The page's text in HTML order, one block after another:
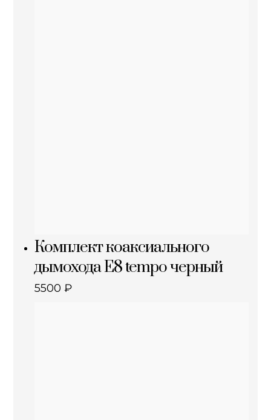
Комплект коаксиального
дымохода E8 tempo черный
5500₽